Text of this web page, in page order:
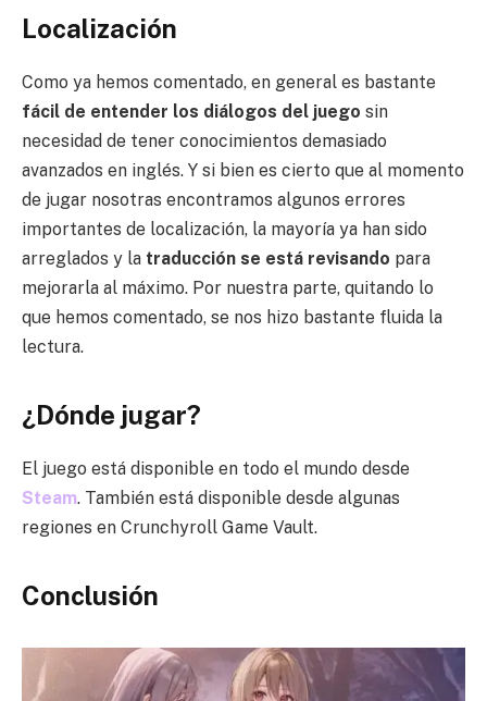
Localización
Como ya hemos comentado, en general es bastante
fácil de entender los diálogos del juego sin
necesidad de tener conocimientos demasiado
avanzados en inglés. Y si bien es cierto que al momento
de jugar nosotras encontramos algunos errores
importantes de localización, la mayoría ya han sido
arreglados y la traducción se está revisando para
mejorarla al máximo. Por nuestra parte, quitando lo
que hemos comentado, se nos hizo bastante fluida la
lectura.
¿Dónde jugar?
El juego está disponible en todo el mundo desde
Steam. También está disponible desde algunas
regiones en Crunchyroll Game Vault.
Conclusión